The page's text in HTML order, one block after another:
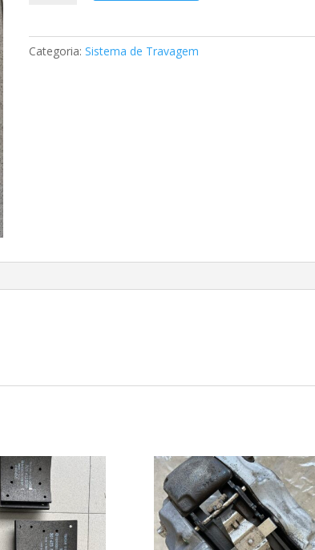
Mercedes
Categoria:Sistema de Travagem